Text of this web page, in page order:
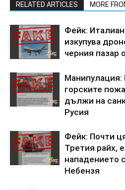
RELATED ARTICLES MORE
Фейк:
изкупува
черния пазар
горските
дължи на
Русия
Фейк: Почти
Третия райх,
нападението
Небензя